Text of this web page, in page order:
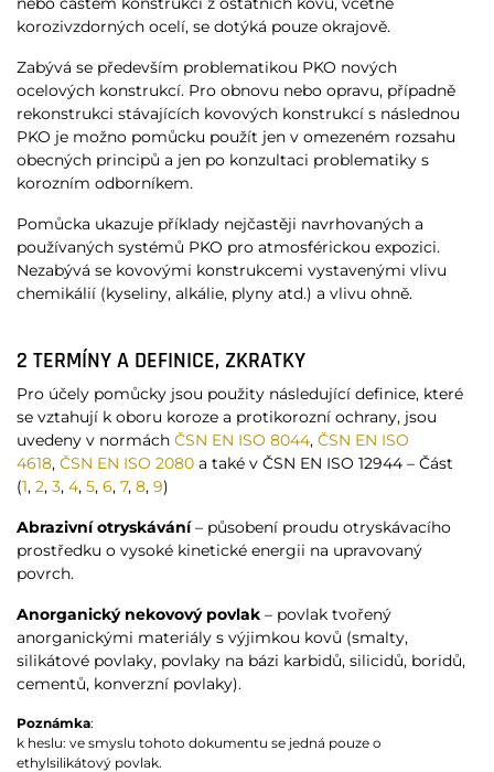
korozivzdorných ocelí, se dotýká pouze okrajově.
Zabývá se především problematikou PKO nových
ocelových konstrukcí. Pro obnovu nebo opravu, případně
rekonstrukci stávajících kovových konstrukcí s následnou
PKO je možno pomůcku použít jen v omezeném rozsahu
obecných principů a jen po konzultaci problematiky s
korozním odborníkem.
Pomůcka ukazuje příklady nejčastěji navrhovaných a
používaných systémů PKO pro atmosférickou expozici.
Nezabývá se kovovými konstrukcemi vystavenými vlivu
chemikálií (kyseliny, alkálie, plyny atd.) a vlivu ohně.
2 TERMÍNY A DEFINICE, ZKRATKY
Pro účely pomůcky jsou použity následující definice, které
se vztahují k oboru koroze a protikorozní ochrany, jsou
uvedeny v normách ČSN EN ISO 8044, ČSN EN ISO
4618, ČSN EN ISO 2080 a také v ČSN EN ISO 12944 – Část
(1, 2, 3, 4, 5, 6, 7, 8, 9)
Abrazivní otryskávání– působení proudu otryskávacího
prostředku o vysoké kinetické energii na upravovaný
povrch.
Anorganický nekovový povlak – povlak tvořený
anorganickými materiály s výjimkou kovů (smalty,
silikátové povlaky, povlaky na bázi karbidů, silicidů, boridů,
cementů, konverzní povlaky).
Poznámka:
k heslu: ve smyslu tohoto dokumentu se jedná pouze o
ethylsilikátový povlak.